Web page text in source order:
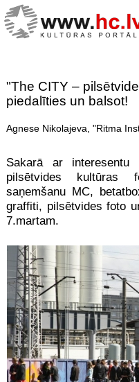
"The CITY –
piedalīties un balsot!
Agnese Nikolajeva, "Ritma
Sakarā ar
pilsētvides kultūras
saņemšanu MC,
graffiti, pilsētvides foto
7.martam.